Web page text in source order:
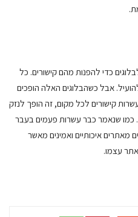
כדי להפנות מהם קישורים. כל
אבל כשהבלוגים האלה הופכים
קישורים לכל מקום, זה הופך לנזק
כמו שנאמר כבר עשרות פעמים בעבר
מאתרים איכותיים ואמינים מאשר
עצמו.